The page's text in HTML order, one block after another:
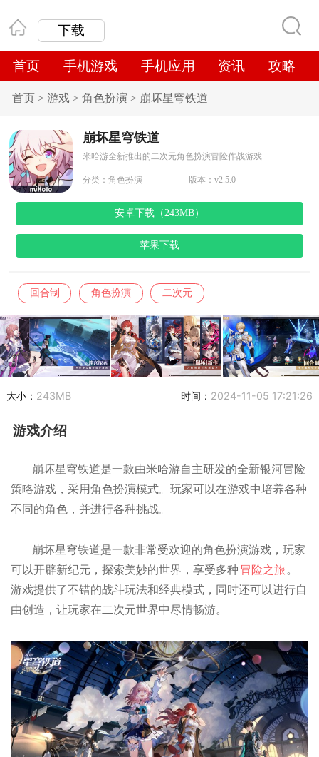
下载
首页 手机游戏 手机应用 资讯 攻略
首页 > 游戏 > 角色扮演 > 崩坏星穹铁道
崩坏星穹铁道
米哈游全新推出的二次元角色扮演冒险作战游戏
分类： 角色扮演 版本：v2.5.0
安卓下载（243MB）
苹果下载
回合制 角色扮演 二次元
大小： 243MB 时间： 2024-11-05 17:21:26
游戏介绍
崩坏星穹铁道是一款由米哈游自主研发的全新银河冒险
策略游戏，采用角色扮演模式。玩家可以在游戏中培养各种
不同的角色，并进行各种挑战。
崩坏星穹铁道是一款非常受欢迎的角色扮演游戏，玩家
可以开辟新纪元，探索美妙的世界，享受多种 冒险之旅 。
游戏提供了不错的战斗玩法和经典模式，同时还可以进行自
由创造，让玩家在二次元世界中尽情畅游。